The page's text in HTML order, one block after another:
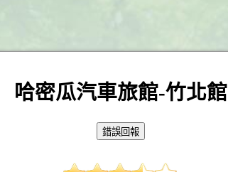
哈密瓜汽車旅館-竹北館